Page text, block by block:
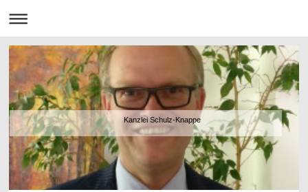
Kanzlei Schulz-Knappe